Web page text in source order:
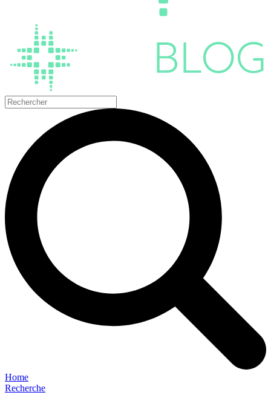
Home
Recherche